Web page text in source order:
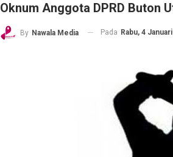
Oknum Anggota DPRD Buton
By Nawala Media Pada Rabu, 4